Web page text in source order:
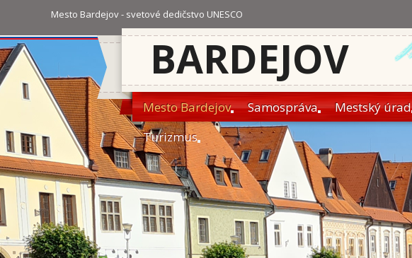
Mesto Bardejov - svetové dedičstvo UNESCO
BARDEJOV
Mesto Bardejov Samospráva Mestský úrad
Turizmus